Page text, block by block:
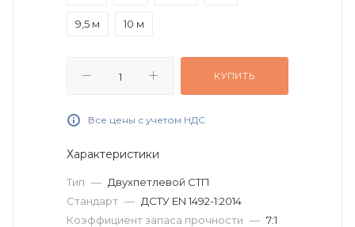
9,5 м 10 м
КУПИТЬ
Все цены с учетом НДС
Характеристики
Тип — Двухпетлевой СТП
Стандарт — ДСТУ EN 1492-1:2014
Коэффициент запаса прочности — 7:1